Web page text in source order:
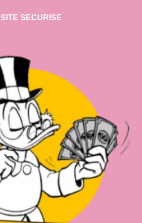
SITE SECURISE